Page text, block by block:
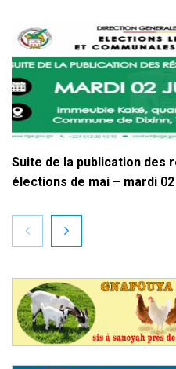
Suite de la publication des
élections de mai – mardi 02